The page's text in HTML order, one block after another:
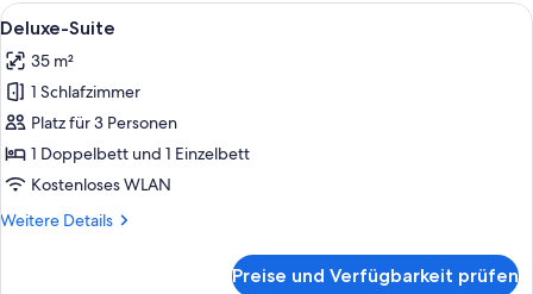
Alle
Fotos
für
Deluxe-
Suite
anzeigen
Ein Hotelzimmer mit einem großen
8
Deluxe-Suite
35 m²
1 Schlafzimmer
Platz für 3 Personen
1 Doppelbett und 1 Einzelbett
Kostenloses WLAN
Weitere Details
Weitere
Preise und Verfügbarkeit prüfen